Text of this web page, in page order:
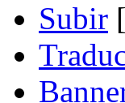
Subir [